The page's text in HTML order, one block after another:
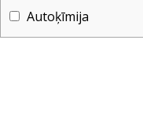
Autoķīmija